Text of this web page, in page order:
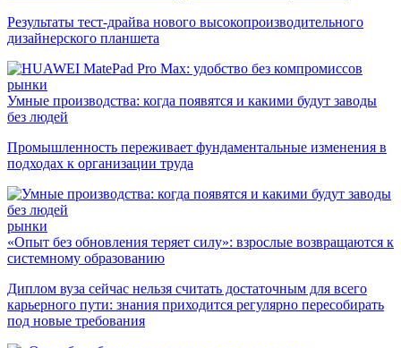
Результаты тест-драйва нового высокопроизводительного
дизайнерского планшета
рынки
Умные производства: когда появятся и какими будут заводы
без людей
Промышленность переживает фундаментальные изменения в
подходах к организации труда
рынки
«Опыт без обновления теряет силу»: взрослые возвращаются к
системному образованию
Диплом вуза сейчас нельзя считать достаточным для всего
карьерного пути: знания приходится регулярно пересобирать
под новые требования